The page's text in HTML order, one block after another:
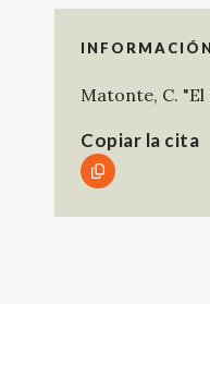
Matonte, C.
Copiar la cita